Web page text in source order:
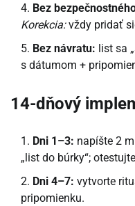
Bez
Korekcia:vždy pridať
Bez návratu: list sa
s dátumom +
14-dňový
Dni 1–3: napíšte 2
„list do búrky“;
Dni 4–7: vytvorte
pripomienku.